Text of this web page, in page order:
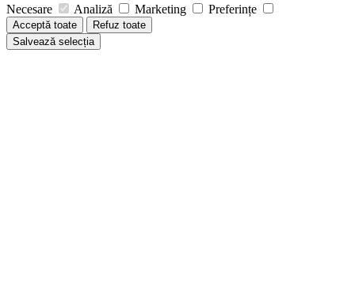
Necesare Analiză Marketing Preferințe
Acceptă toate
Refuz toate
Salvează selecția